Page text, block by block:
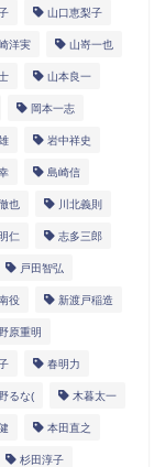
山口恵梨子
洋実 山嵜一也
山本良一
岡本一志
岩中祥史
島崎信
也 川北義則
仁 志多三郎
戸田智弘
役 新渡戸稲造
原重明
春明力
るな( 木暮太一
本田直之
杉田淳子